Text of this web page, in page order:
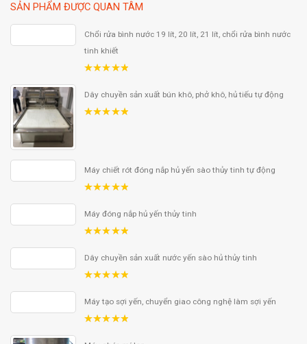
SẢN PHẨM ĐƯỢC QUAN TÂM
Chổi rửa bình nước 19 lít, 20 lít, 21 lít, chổi rửa bình nước
tinh khiết
Dây chuyền sản xuất bún khô, phở khô, hủ tiếu tự động
Máy chiết rót đóng nắp hủ yến sào thủy tinh tự động
Máy đóng nắp hủ yến thủy tinh
Dây chuyền sản xuất nước yến sào hủ thủy tinh
Máy tạo sợi yến, chuyển giao công nghệ làm sợi yến